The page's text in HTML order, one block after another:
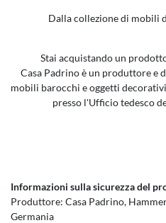
Dalla collezione di mobili
Stai acquistando un
Casa Padrino è un produttore e
mobili barocchi e oggetti
presso l'Ufficio tedesco
Informazioni sulla sicurezza del
Produttore: Casa Padrino
Germania